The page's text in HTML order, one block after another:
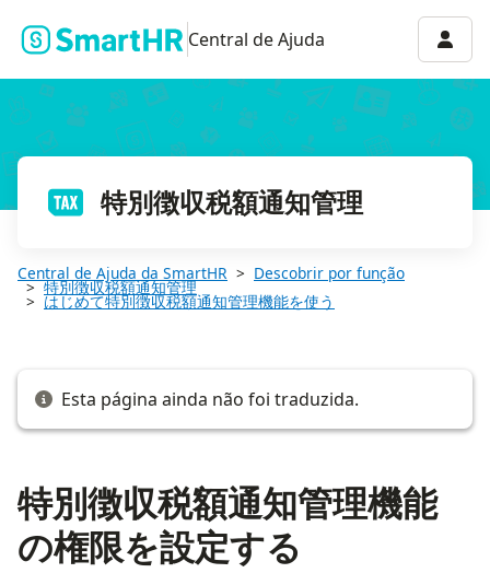
Central de Ajuda
特別徴収税額通知管理
Central de Ajuda da SmartHR Descobrir por função
特別徴収税額通知管理
はじめて特別徴収税額通知管理機能を使う
Esta página ainda não foi traduzida.
特別徴収税額通知管理機能
の権限を設定する